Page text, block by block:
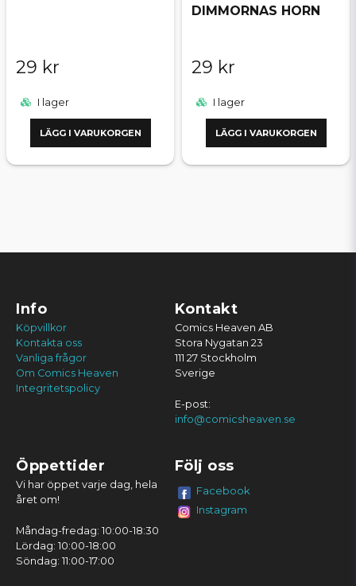
29 kr
I lager
LÄGG I VARUKORGEN
DIMMORNAS HORN
29 kr
I lager
LÄGG I VARUKORGEN
Info
Köpvillkor
Kontakta oss
Vanliga frågor
Om Comics Heaven
Integritetspolicy
Kontakt
Comics Heaven AB
Stora Nygatan 23
111 27 Stockholm
Sverige
E-post:
info@comicsheaven.se
Öppettider
Vi har öppet varje dag, hela
året om!
Måndag-fredag: 10:00-18:30
Lördag: 10:00-18:00
Söndag: 11:00-17:00
Följ oss
Facebook
Instagram